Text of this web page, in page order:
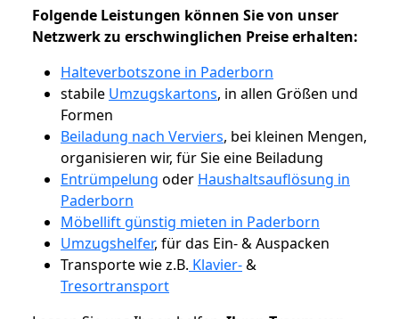
Folgende Leistungen können Sie von unser
Netzwerk zu erschwinglichen Preise erhalten:
Halteverbotszone in Paderborn
stabile Umzugskartons, in allen Größen und
Formen
Beiladung nach Verviers, bei kleinen Mengen,
organisieren wir, für Sie eine Beiladung
Entrümpelung oder Haushaltsauflösung in
Paderborn
Möbellift günstig mieten in Paderborn
Umzugshelfer, für das Ein- & Auspacken
Transporte wie z.B. Klavier-&
Tresortransport